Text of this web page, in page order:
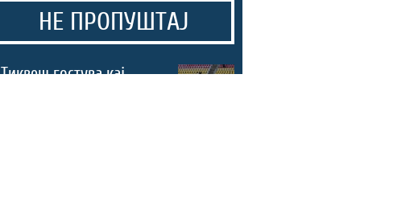
НЕ ПРОПУШТАЈ
Тиквеш гостува кај